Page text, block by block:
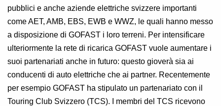
pubblici e anche aziende elettriche svizzere importanti
come AET, AMB, EBS, EWB e WWZ, le quali hanno messo
a disposizione di GOFAST i loro terreni. Per intensificare
ulteriormente la rete di ricarica GOFAST vuole aumentare i
suoi partenariati anche in futuro: questo gioverà sia ai
conducenti di auto elettriche che ai partner. Recentemente
per esempio GOFAST ha stipulato un partenariato con il
Touring Club Svizzero (TCS). I membri del TCS ricevono